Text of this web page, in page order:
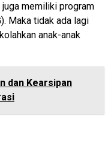
memiliki program
Maka tidak ada lagi
anak-anak
dan Kearsipan